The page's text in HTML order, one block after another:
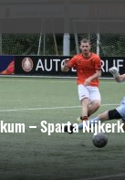
– Sparta Nijkerk